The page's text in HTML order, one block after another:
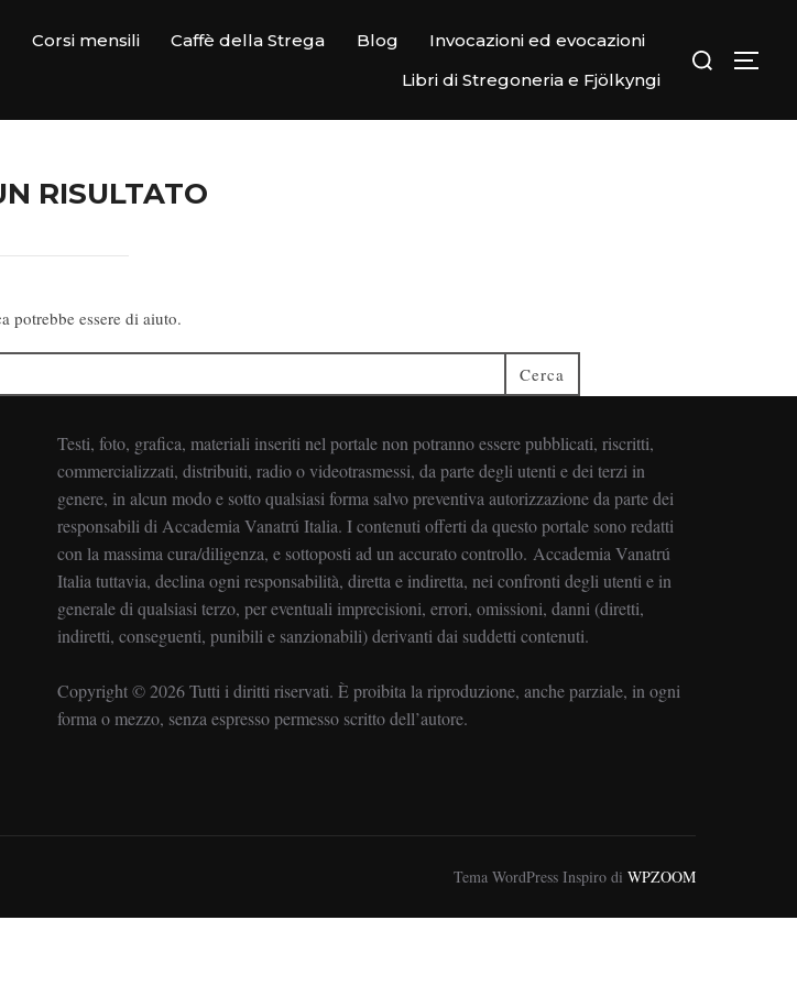
Corsi mensili Caffè della Strega Blog
Invocazioni ed evocazioni
Libri di Stregoneria e Fjölkyngi
RISULTATO
potrebbe essere di aiuto.
Cerca
Testi, foto, grafica, materiali inseriti nel portale non potranno essere pubblicati, riscritti,
commercializzati, distribuiti, radio o videotrasmessi, da parte degli utenti e dei terzi in
genere, in alcun modo e sotto qualsiasi forma salvo preventiva autorizzazione da parte dei
responsabili di Accademia Vanatrú Italia. I contenuti offerti da questo portale sono redatti
con la massima cura/diligenza, e sottoposti ad un accurato controllo. Accademia Vanatrú
Italia tuttavia, declina ogni responsabilità, diretta e indiretta, nei confronti degli utenti e in
generale di qualsiasi terzo, per eventuali imprecisioni, errori, omissioni, danni (diretti,
indiretti, conseguenti, punibili e sanzionabili) derivanti dai suddetti contenuti.
Copyright ©️ 2026 Tutti i diritti riservati. È proibita la riproduzione, anche parziale, in ogni
forma o mezzo, senza espresso permesso scritto dell’autore.
Tema WordPress Inspiro di WPZOOM